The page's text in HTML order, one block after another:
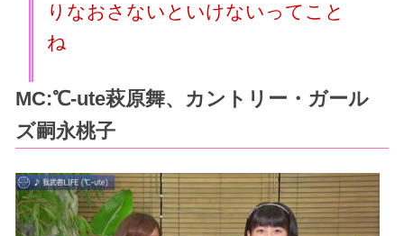
りなおさないといけないってこと
ね
MC:℃-ute萩原舞、カントリー・ガール
ズ嗣永桃子